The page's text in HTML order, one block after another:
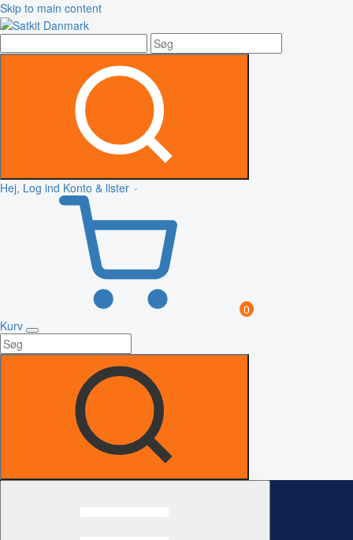
Skip to main content
Hej, Log ind Konto & lister
0
Kurv